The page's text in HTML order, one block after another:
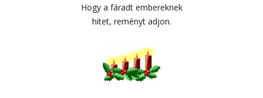
Hogy a fáradt embereknek
hitet, reményt adjon.